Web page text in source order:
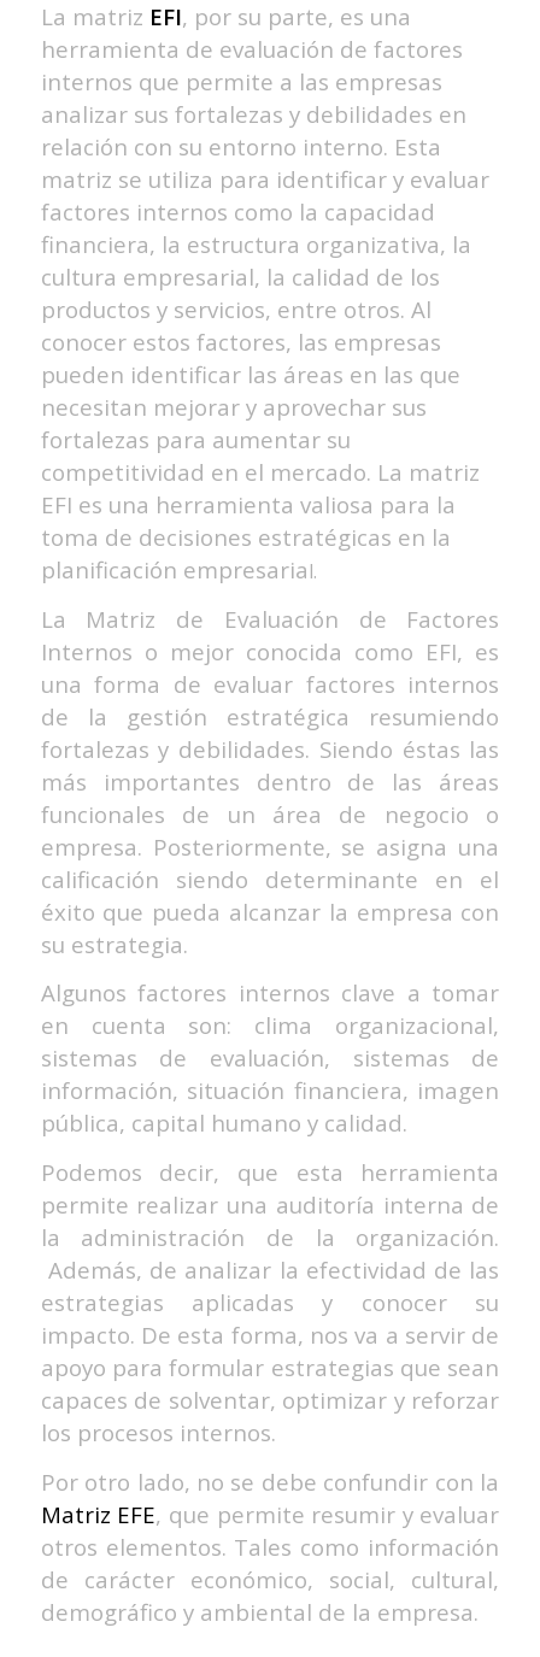
La matriz EFI, por su parte, es una
herramienta de evaluación de factores
internos que permite a las empresas
analizar sus fortalezas y debilidades en
relación con su entorno interno. Esta
matriz se utiliza para identificar y evaluar
factores internos como la capacidad
financiera, la estructura organizativa, la
cultura empresarial, la calidad de los
productos y servicios, entre otros. Al
conocer estos factores, las empresas
pueden identificar las áreas en las que
necesitan mejorar y aprovechar sus
fortalezas para aumentar su
competitividad en el mercado. La matriz
EFI es una herramienta valiosa para la
toma de decisiones estratégicas en la
planificación empresarial.
La Matriz de Evaluación de Factores
Internos o mejor conocida como EFI, es
una forma de evaluar factores internos
de la gestión estratégica resumiendo
fortalezas y debilidades. Siendo éstas las
más importantes dentro de las áreas
funcionales de un área de negocio o
empresa. Posteriormente, se asigna una
calificación siendo determinante en el
éxito que pueda alcanzar la empresa con
su estrategia.
Algunos factores internos clave a tomar
en cuenta son: clima organizacional,
sistemas de evaluación, sistemas de
información, situación financiera, imagen
pública, capital humano y calidad.
Podemos decir, que esta herramienta
permite realizar una auditoría interna de
la administración de la organización.
Además, de analizar la efectividad de las
estrategias aplicadas y conocer su
impacto. De esta forma, nos va a servir de
apoyo para formular estrategias que sean
capaces de solventar, optimizar y reforzar
los procesos internos.
Por otro lado, no se debe confundir con la
Matriz EFE, que permite resumir y evaluar
otros elementos. Tales como información
de carácter económico, social, cultural,
demográfico y ambiental de la empresa.